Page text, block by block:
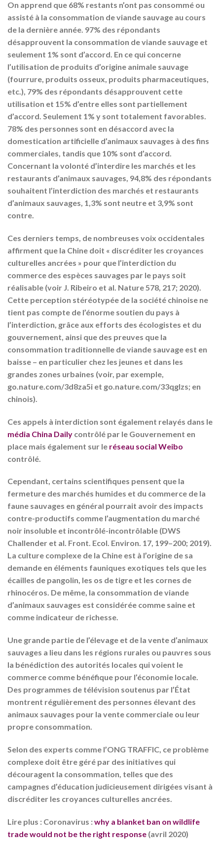
On apprend que 68% restants n’ont pas consommé ou
assisté à la consommation de viande sauvage au cours
de la dernière année. 97% des répondants
désapprouvent la consommation de viande sauvage et
seulement 1% sont d’accord. En ce qui concerne
l’utilisation de produits d’origine animale sauvage
(fourrure, produits osseux, produits pharmaceutiques,
etc.), 79% des répondants désapprouvent cette
utilisation et 15% d’entre elles sont partiellement
d’accord. Seulement 1% y sont totalement favorables.
78% des personnes sont en désaccord avec la
domestication artificielle d’animaux sauvages à des fins
commerciales, tandis que 10% sont d’accord.
Concernant la volonté d’interdire les marchés et les
restaurants d’animaux sauvages, 94,8% des répondants
souhaitent l’interdiction des marchés et restaurants
d’animaux sauvages, 1,3% sont neutre et 3,9% sont
contre.
Ces derniers temps, de nombreuses voix occidentales
affirment que la Chine doit « discréditer les croyances
culturelles ancrées » pour que l’interdiction du
commerce des espèces sauvages par le pays soit
réalisable (voir J. Ribeiro et al. Nature 578, 217; 2020).
Cette perception stéréotypée de la société chinoise ne
tient pas compte de l’énorme soutien du pays à
l’interdiction, grâce aux efforts des écologistes et du
gouvernement, ainsi que des preuves que la
consommation traditionnelle de viande sauvage est en
baisse – en particulier chez les jeunes et dans les
grandes zones urbaines (voir, par exemple,
go.nature.com/3d8za5i et go.nature.com/33qglzs; en
chinois).
Ces appels à interdiction sont également relayés dans le
média China Daily contrôlé par le Gouvernement en
place mais également sur le réseau social Weibo
contrôlé.
Cependant, certains scientifiques pensent que la
fermeture des marchés humides et du commerce de la
faune sauvages en général pourrait avoir des impacts
contre-productifs comme l’augmentation du marché
noir insoluble et incontrôlé-incontrôlable (DWS
Challender et al. Front. Ecol. Environ. 17, 199–200; 2019).
La culture complexe de la Chine est à l’origine de sa
demande en éléments fauniques exotiques tels que les
écailles de pangolin, les os de tigre et les cornes de
rhinocéros. De même, la consommation de viande
d’animaux sauvages est considérée comme saine et
comme indicateur de richesse.
Une grande partie de l’élevage et de la vente d’animaux
sauvages a lieu dans les régions rurales ou pauvres sous
la bénédiction des autorités locales qui voient le
commerce comme bénéfique pour l’économie locale.
Des programmes de télévision soutenus par l’État
montrent régulièrement des personnes élevant des
animaux sauvages pour la vente commerciale ou leur
propre consommation.
Selon des experts comme l’ONG TRAFFIC, ce problème
complexe doit être géré par des initiatives qui
découragent la consommation, telles que des
campagnes d’éducation judicieusement dirigées visant à
discréditer les croyances culturelles ancrées.
Lire plus : Coronavirus :why a blanket ban on wildlife
trade would not be the right response (avril 2020)